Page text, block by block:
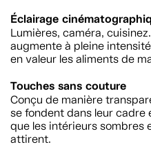
Éclairage
Lumières, caméra,
augmente à pleine
en valeur les aliments de
Touches sans couture
Conçu de manière
se fondent dans leur cadre
que les intérieurs sombres
attirent.